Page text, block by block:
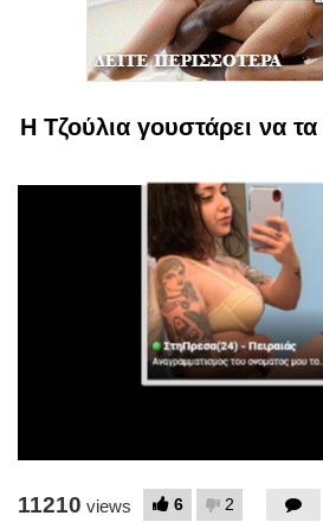
Η Τζούλια γουστάρει να τα
11210 views 6 2